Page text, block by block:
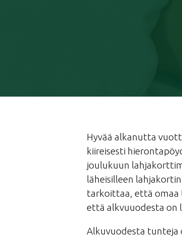
Hyvää alkanutta
kiireisesti
joulukuun
läheisilleen
tarkoittaa, että omaa
että alkvuuodesta on
Alkuvuodesta tunteja